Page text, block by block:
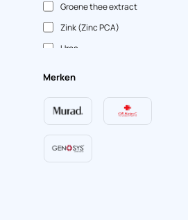
Groene thee extract
Zink (Zinc PCA)
Urea
Merken